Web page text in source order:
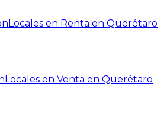
Locales en Renta en Querétaro
Locales en Venta en Querétaro